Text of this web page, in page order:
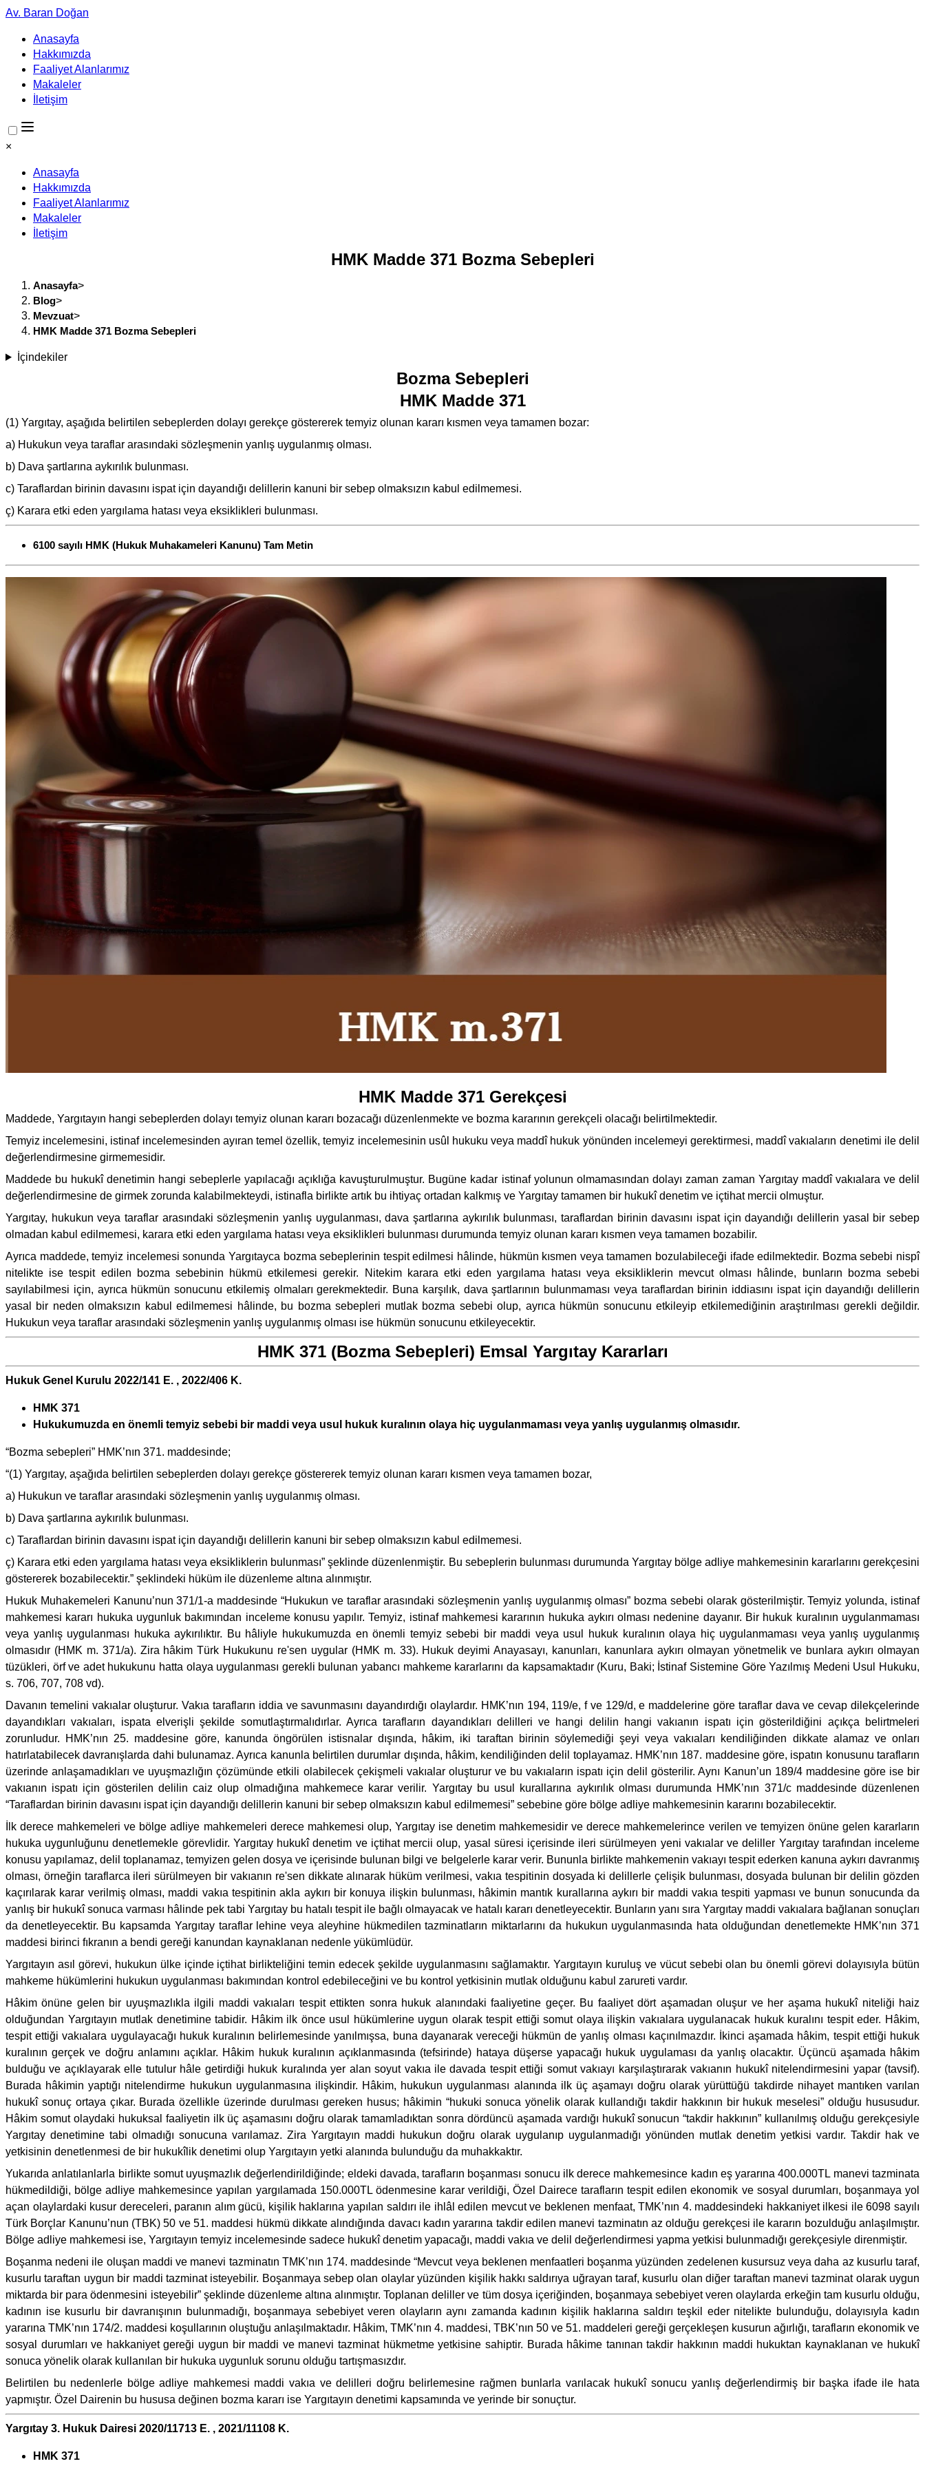
Av. Baran Doğan
Anasayfa
Hakkımızda
Faaliyet Alanlarımız
Makaleler
İletişim
×
Anasayfa
Hakkımızda
Faaliyet Alanlarımız
Makaleler
İletişim
HMK Madde 371 Bozma Sebepleri
Anasayfa>
Blog>
Mevzuat>
HMK Madde 371 Bozma Sebepleri
İçindekiler
Bozma Sebepleri
HMK Madde 371
(1) Yargıtay, aşağıda belirtilen sebeplerden dolayı gerekçe göstererek temyiz olunan kararı kısmen veya tamamen bozar:
a) Hukukun veya taraflar arasındaki sözleşmenin yanlış uygulanmış olması.
b) Dava şartlarına aykırılık bulunması.
c) Taraflardan birinin davasını ispat için dayandığı delillerin kanuni bir sebep olmaksızın kabul edilmemesi.
ç) Karara etki eden yargılama hatası veya eksiklikleri bulunması.
6100 sayılı HMK (Hukuk Muhakameleri Kanunu) Tam Metin
HMK Madde 371 Gerekçesi
Maddede, Yargıtayın hangi sebeplerden dolayı temyiz olunan kararı bozacağı düzenlenmekte ve bozma kararının gerekçeli olacağı belirtilmektedir.
Temyiz incelemesini, istinaf incelemesinden ayıran temel özellik, temyiz incelemesinin usûl hukuku veya maddî hukuk yönünden incelemeyi gerektirmesi, maddî vakıaların denetimi ile delil
değerlendirmesine girmemesidir.
Maddede bu hukukî denetimin hangi sebeplerle yapılacağı açıklığa kavuşturulmuştur. Bugüne kadar istinaf yolunun olmamasından dolayı zaman zaman Yargıtay maddî vakıalara ve delil
değerlendirmesine de girmek zorunda kalabilmekteydi, istinafla birlikte artık bu ihtiyaç ortadan kalkmış ve Yargıtay tamamen bir hukukî denetim ve içtihat mercii olmuştur.
Yargıtay, hukukun veya taraflar arasındaki sözleşmenin yanlış uygulanması, dava şartlarına aykırılık bulunması, taraflardan birinin davasını ispat için dayandığı delillerin yasal bir sebep
olmadan kabul edilmemesi, karara etki eden yargılama hatası veya eksiklikleri bulunması durumunda temyiz olunan kararı kısmen veya tamamen bozabilir.
Ayrıca maddede, temyiz incelemesi sonunda Yargıtayca bozma sebeplerinin tespit edilmesi hâlinde, hükmün kısmen veya tamamen bozulabileceği ifade edilmektedir. Bozma sebebi nispî
nitelikte ise tespit edilen bozma sebebinin hükmü etkilemesi gerekir. Nitekim karara etki eden yargılama hatası veya eksikliklerin mevcut olması hâlinde, bunların bozma sebebi
sayılabilmesi için, ayrıca hükmün sonucunu etkilemiş olmaları gerekmektedir. Buna karşılık, dava şartlarının bulunmaması veya taraflardan birinin iddiasını ispat için dayandığı delillerin
yasal bir neden olmaksızın kabul edilmemesi hâlinde, bu bozma sebepleri mutlak bozma sebebi olup, ayrıca hükmün sonucunu etkileyip etkilemediğinin araştırılması gerekli değildir.
Hukukun veya taraflar arasındaki sözleşmenin yanlış uygulanmış olması ise hükmün sonucunu etkileyecektir.
HMK 371 (Bozma Sebepleri) Emsal Yargıtay Kararları
Hukuk Genel Kurulu 2022/141 E. , 2022/406 K.
HMK 371
Hukukumuzda en önemli temyiz sebebi bir maddi veya usul hukuk kuralının olaya hiç uygulanmaması veya yanlış uygulanmış olmasıdır.
“Bozma sebepleri” HMK’nın 371. maddesinde;
“(1) Yargıtay, aşağıda belirtilen sebeplerden dolayı gerekçe göstererek temyiz olunan kararı kısmen veya tamamen bozar,
a) Hukukun ve taraflar arasındaki sözleşmenin yanlış uygulanmış olması.
b) Dava şartlarına aykırılık bulunması.
c) Taraflardan birinin davasını ispat için dayandığı delillerin kanuni bir sebep olmaksızın kabul edilmemesi.
ç) Karara etki eden yargılama hatası veya eksikliklerin bulunması” şeklinde düzenlenmiştir. Bu sebeplerin bulunması durumunda Yargıtay bölge adliye mahkemesinin kararlarını gerekçesini
göstererek bozabilecektir.” şeklindeki hüküm ile düzenleme altına alınmıştır.
Hukuk Muhakemeleri Kanunu’nun 371/1-a maddesinde “Hukukun ve taraflar arasındaki sözleşmenin yanlış uygulanmış olması” bozma sebebi olarak gösterilmiştir. Temyiz yolunda, istinaf
mahkemesi kararı hukuka uygunluk bakımından inceleme konusu yapılır. Temyiz, istinaf mahkemesi kararının hukuka aykırı olması nedenine dayanır. Bir hukuk kuralının uygulanmaması
veya yanlış uygulanması hukuka aykırılıktır. Bu hâliyle hukukumuzda en önemli temyiz sebebi bir maddi veya usul hukuk kuralının olaya hiç uygulanmaması veya yanlış uygulanmış
olmasıdır (HMK m. 371/a). Zira hâkim Türk Hukukunu re'sen uygular (HMK m. 33). Hukuk deyimi Anayasayı, kanunları, kanunlara aykırı olmayan yönetmelik ve bunlara aykırı olmayan
tüzükleri, örf ve adet hukukunu hatta olaya uygulanması gerekli bulunan yabancı mahkeme kararlarını da kapsamaktadır (Kuru, Baki; İstinaf Sistemine Göre Yazılmış Medeni Usul Hukuku,
s. 706, 707, 708 vd).
Davanın temelini vakıalar oluşturur. Vakıa tarafların iddia ve savunmasını dayandırdığı olaylardır. HMK’nın 194, 119/e, f ve 129/d, e maddelerine göre taraflar dava ve cevap dilekçelerinde
dayandıkları vakıaları, ispata elverişli şekilde somutlaştırmalıdırlar. Ayrıca tarafların dayandıkları delilleri ve hangi delilin hangi vakıanın ispatı için gösterildiğini açıkça belirtmeleri
zorunludur. HMK’nın 25. maddesine göre, kanunda öngörülen istisnalar dışında, hâkim, iki taraftan birinin söylemediği şeyi veya vakıaları kendiliğinden dikkate alamaz ve onları
hatırlatabilecek davranışlarda dahi bulunamaz. Ayrıca kanunla belirtilen durumlar dışında, hâkim, kendiliğinden delil toplayamaz. HMK’nın 187. maddesine göre, ispatın konusunu tarafların
üzerinde anlaşamadıkları ve uyuşmazlığın çözümünde etkili olabilecek çekişmeli vakıalar oluşturur ve bu vakıaların ispatı için delil gösterilir. Aynı Kanun’un 189/4 maddesine göre ise bir
vakıanın ispatı için gösterilen delilin caiz olup olmadığına mahkemece karar verilir. Yargıtay bu usul kurallarına aykırılık olması durumunda HMK’nın 371/c maddesinde düzenlenen
“Taraflardan birinin davasını ispat için dayandığı delillerin kanuni bir sebep olmaksızın kabul edilmemesi” sebebine göre bölge adliye mahkemesinin kararını bozabilecektir.
İlk derece mahkemeleri ve bölge adliye mahkemeleri derece mahkemesi olup, Yargıtay ise denetim mahkemesidir ve derece mahkemelerince verilen ve temyizen önüne gelen kararların
hukuka uygunluğunu denetlemekle görevlidir. Yargıtay hukukî denetim ve içtihat mercii olup, yasal süresi içerisinde ileri sürülmeyen yeni vakıalar ve deliller Yargıtay tarafından inceleme
konusu yapılamaz, delil toplanamaz, temyizen gelen dosya ve içerisinde bulunan bilgi ve belgelerle karar verir. Bununla birlikte mahkemenin vakıayı tespit ederken kanuna aykırı davranmış
olması, örneğin taraflarca ileri sürülmeyen bir vakıanın re'sen dikkate alınarak hüküm verilmesi, vakıa tespitinin dosyada ki delillerle çelişik bulunması, dosyada bulunan bir delilin gözden
kaçırılarak karar verilmiş olması, maddi vakıa tespitinin akla aykırı bir konuya ilişkin bulunması, hâkimin mantık kurallarına aykırı bir maddi vakıa tespiti yapması ve bunun sonucunda da
yanlış bir hukukî sonuca varması hâlinde pek tabi Yargıtay bu hatalı tespit ile bağlı olmayacak ve hatalı kararı denetleyecektir. Bunların yanı sıra Yargıtay maddi vakıalara bağlanan sonuçları
da denetleyecektir. Bu kapsamda Yargıtay taraflar lehine veya aleyhine hükmedilen tazminatların miktarlarını da hukukun uygulanmasında hata olduğundan denetlemekte HMK’nın 371
maddesi birinci fıkranın a bendi gereği kanundan kaynaklanan nedenle yükümlüdür.
Yargıtayın asıl görevi, hukukun ülke içinde içtihat birlikteliğini temin edecek şekilde uygulanmasını sağlamaktır. Yargıtayın kuruluş ve vücut sebebi olan bu önemli görevi dolayısıyla bütün
mahkeme hükümlerini hukukun uygulanması bakımından kontrol edebileceğini ve bu kontrol yetkisinin mutlak olduğunu kabul zarureti vardır.
Hâkim önüne gelen bir uyuşmazlıkla ilgili maddi vakıaları tespit ettikten sonra hukuk alanındaki faaliyetine geçer. Bu faaliyet dört aşamadan oluşur ve her aşama hukukî niteliği haiz
olduğundan Yargıtayın mutlak denetimine tabidir. Hâkim ilk önce usul hükümlerine uygun olarak tespit ettiği somut olaya ilişkin vakıalara uygulanacak hukuk kuralını tespit eder. Hâkim,
tespit ettiği vakıalara uygulayacağı hukuk kuralının belirlemesinde yanılmışsa, buna dayanarak vereceği hükmün de yanlış olması kaçınılmazdır. İkinci aşamada hâkim, tespit ettiği hukuk
kuralının gerçek ve doğru anlamını açıklar. Hâkim hukuk kuralının açıklanmasında (tefsirinde) hataya düşerse yapacağı hukuk uygulaması da yanlış olacaktır. Üçüncü aşamada hâkim
bulduğu ve açıklayarak elle tutulur hâle getirdiği hukuk kuralında yer alan soyut vakıa ile davada tespit ettiği somut vakıayı karşılaştırarak vakıanın hukukî nitelendirmesini yapar (tavsif).
Burada hâkimin yaptığı nitelendirme hukukun uygulanmasına ilişkindir. Hâkim, hukukun uygulanması alanında ilk üç aşamayı doğru olarak yürüttüğü takdirde nihayet mantıken varılan
hukukî sonuç ortaya çıkar. Burada özellikle üzerinde durulması gereken husus; hâkimin “hukuki sonuca yönelik olarak kullandığı takdir hakkının bir hukuk meselesi” olduğu hususudur.
Hâkim somut olaydaki hukuksal faaliyetin ilk üç aşamasını doğru olarak tamamladıktan sonra dördüncü aşamada vardığı hukukî sonucun “takdir hakkının” kullanılmış olduğu gerekçesiyle
Yargıtay denetimine tabi olmadığı sonucuna varılamaz. Zira Yargıtayın maddi hukukun doğru olarak uygulanıp uygulanmadığı yönünden mutlak denetim yetkisi vardır. Takdir hak ve
yetkisinin denetlenmesi de bir hukukîlik denetimi olup Yargıtayın yetki alanında bulunduğu da muhakkaktır.
Yukarıda anlatılanlarla birlikte somut uyuşmazlık değerlendirildiğinde; eldeki davada, tarafların boşanması sonucu ilk derece mahkemesince kadın eş yararına 400.000TL manevi tazminata
hükmedildiği, bölge adliye mahkemesince yapılan yargılamada 150.000TL ödenmesine karar verildiği, Özel Dairece tarafların tespit edilen ekonomik ve sosyal durumları, boşanmaya yol
açan olaylardaki kusur dereceleri, paranın alım gücü, kişilik haklarına yapılan saldırı ile ihlâl edilen mevcut ve beklenen menfaat, TMK’nın 4. maddesindeki hakkaniyet ilkesi ile 6098 sayılı
Türk Borçlar Kanunu’nun (TBK) 50 ve 51. maddesi hükmü dikkate alındığında davacı kadın yararına takdir edilen manevi tazminatın az olduğu gerekçesi ile kararın bozulduğu anlaşılmıştır.
Bölge adliye mahkemesi ise, Yargıtayın temyiz incelemesinde sadece hukukî denetim yapacağı, maddi vakıa ve delil değerlendirmesi yapma yetkisi bulunmadığı gerekçesiyle direnmiştir.
Boşanma nedeni ile oluşan maddi ve manevi tazminatın TMK’nın 174. maddesinde “Mevcut veya beklenen menfaatleri boşanma yüzünden zedelenen kusursuz veya daha az kusurlu taraf,
kusurlu taraftan uygun bir maddi tazminat isteyebilir. Boşanmaya sebep olan olaylar yüzünden kişilik hakkı saldırıya uğrayan taraf, kusurlu olan diğer taraftan manevi tazminat olarak uygun
miktarda bir para ödenmesini isteyebilir” şeklinde düzenleme altına alınmıştır. Toplanan deliller ve tüm dosya içeriğinden, boşanmaya sebebiyet veren olaylarda erkeğin tam kusurlu olduğu,
kadının ise kusurlu bir davranışının bulunmadığı, boşanmaya sebebiyet veren olayların aynı zamanda kadının kişilik haklarına saldırı teşkil eder nitelikte bulunduğu, dolayısıyla kadın
yararına TMK’nın 174/2. maddesi koşullarının oluştuğu anlaşılmaktadır. Hâkim, TMK’nın 4. maddesi, TBK’nın 50 ve 51. maddeleri gereği gerçekleşen kusurun ağırlığı, tarafların ekonomik ve
sosyal durumları ve hakkaniyet gereği uygun bir maddi ve manevi tazminat hükmetme yetkisine sahiptir. Burada hâkime tanınan takdir hakkının maddi hukuktan kaynaklanan ve hukukî
sonuca yönelik olarak kullanılan bir hukuka uygunluk sorunu olduğu tartışmasızdır.
Belirtilen bu nedenlerle bölge adliye mahkemesi maddi vakıa ve delilleri doğru belirlemesine rağmen bunlarla varılacak hukukî sonucu yanlış değerlendirmiş bir başka ifade ile hata
yapmıştır. Özel Dairenin bu hususa değinen bozma kararı ise Yargıtayın denetimi kapsamında ve yerinde bir sonuçtur.
Yargıtay 3. Hukuk Dairesi 2020/11713 E. , 2021/11108 K.
HMK 371